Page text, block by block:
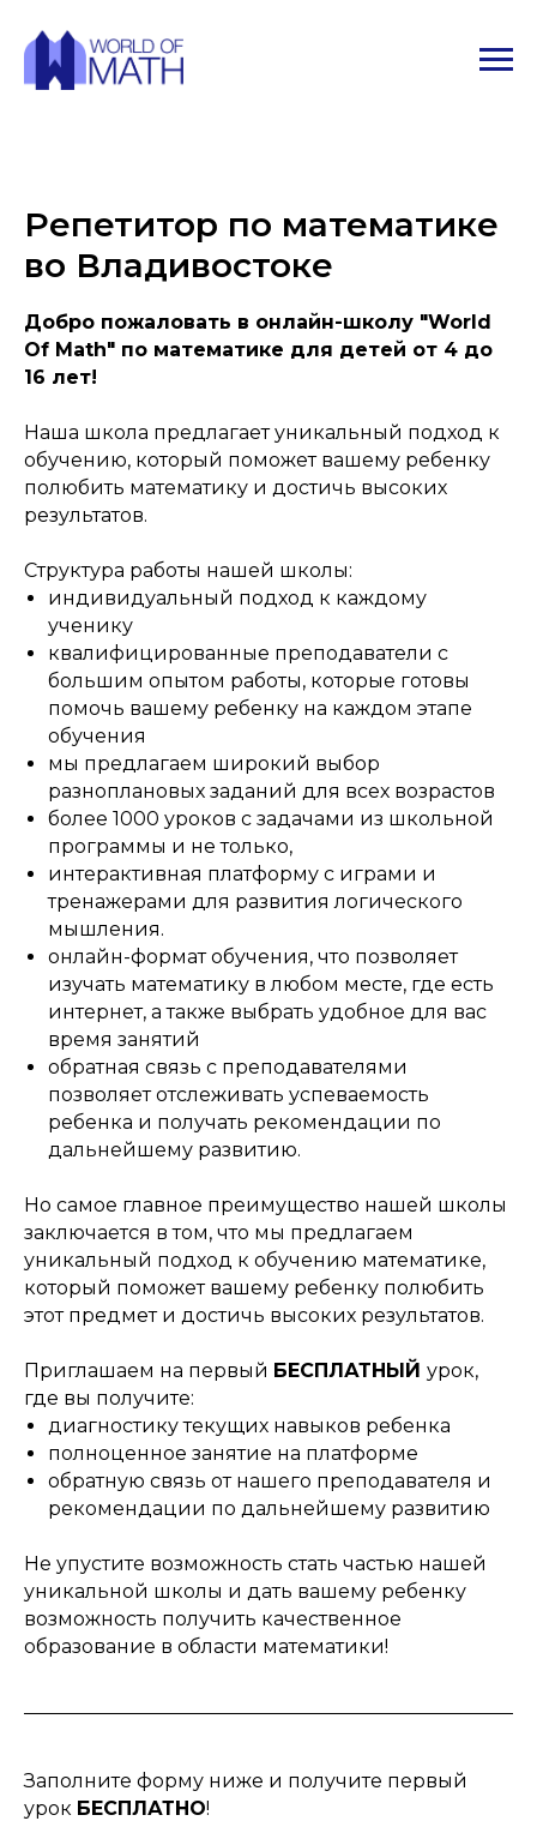
Репетитор по математике
во Владивостоке
Добро пожаловать в онлайн-школу "World
Of Math" по математике для детей от 4 до
16 лет!
Наша школа предлагает уникальный подход к
обучению, который поможет вашему ребенку
полюбить математику и достичь высоких
результатов.
Структура работы нашей школы:
индивидуальный подход к каждому
ученику
квалифицированные преподаватели с
большим опытом работы, которые готовы
помочь вашему ребенку на каждом этапе
обучения
мы предлагаем широкий выбор
разноплановых заданий для всех возрастов
более 1000 уроков с задачами из школьной
программы и не только,
интерактивная платформу с играми и
тренажерами для развития логического
мышления.
онлайн-формат обучения, что позволяет
изучать математику в любом месте, где есть
интернет, а также выбрать удобное для вас
время занятий
обратная связь с преподавателями
позволяет отслеживать успеваемость
ребенка и получать рекомендации по
дальнейшему развитию.
Но самое главное преимущество нашей школы
заключается в том, что мы предлагаем
уникальный подход к обучению математике,
который поможет вашему ребенку полюбить
этот предмет и достичь высоких результатов.
Приглашаем на первый БЕСПЛАТНЫЙ урок,
где вы получите:
диагностику текущих навыков ребенка
полноценное занятие на платформе
обратную связь от нашего преподавателя и
рекомендации по дальнейшему развитию
Не упустите возможность стать частью нашей
уникальной школы и дать вашему ребенку
возможность получить качественное
образование в области математики!
Заполните форму ниже и получите первый
урок БЕСПЛАТНО!